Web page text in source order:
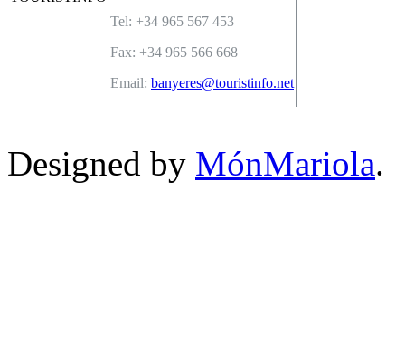
Tel: +34 965 567 453
Fax: +34 965 566 668
Email: banyeres@touristinfo.net
Designed by MónMariola.